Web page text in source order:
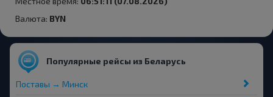
Валюта: BYN
Популярные рейсы из Беларусь
Поставы → Минск